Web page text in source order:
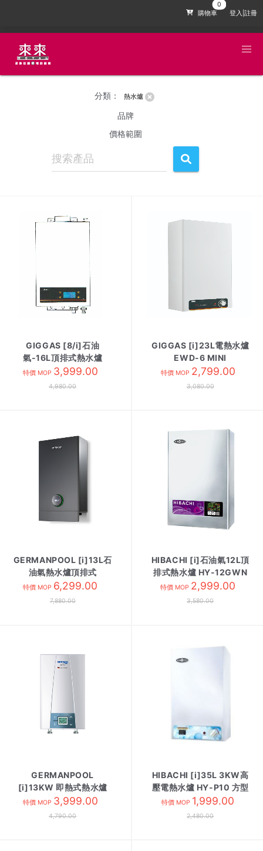
購物車 登入|註冊
分類： 熱水爐
品牌
價格範圍
GIGGAS [8/i]石油
氣-16L頂排式熱水爐
GIW-16UPBMW
特價 MOP 3,999.00
4,980.00
GIGGAS [i]23L電熱水爐
EWD-6 MINI
特價 MOP 2,799.00
3,080.00
GERMANPOOL [i]13L石
油氣熱水爐頂排式
GPS413-LG-U 炭灰色
特價 MOP 6,299.00
7,880.00
HIBACHI [i]石油氣12L頂
排式熱水爐 HY-12GWN
跟*46016
特價 MOP 2,999.00
3,580.00
GERMANPOOL
[i]13KW 即熱式熱水爐
CEX13 三相電
特價 MOP 3,999.00
4,790.00
HIBACHI [i]35L 3KW高
壓電熱水爐 HY-P10 方型
特價 MOP 1,999.00
2,480.00